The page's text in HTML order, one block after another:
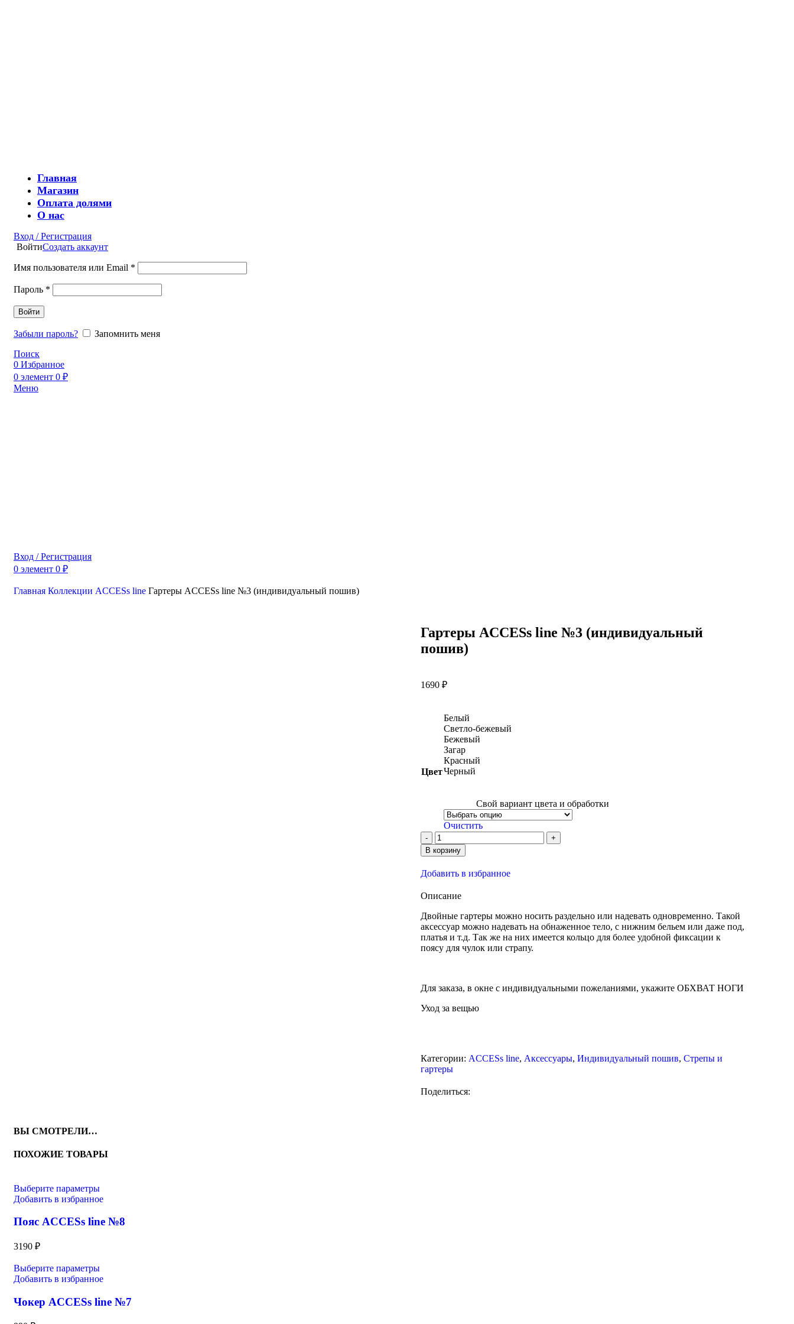
Главная
Магазин
Оплата долями
О нас
Вход / Регистрация
ВойтиСоздать аккаунт
Имя пользователя или Email *
Пароль *
Войти
Забыли пароль?
Запомнить меня
Поиск
0 Избранное
0 элемент 0 ₽
Меню
Вход / Регистрация
0 элемент 0 ₽
Главная Коллекции ACCESs line Гартеры ACCESs line №3 (индивидуальный пошив)
Гартеры ACCESs line №3 (индивидуальный
пошив)
1690 ₽
Цвет
Белый
Светло-бежевый
Бежевый
Загар
Красный
Черный
Свой вариант цвета и обработки
Очистить
В корзину
Добавить в избранное
Описание
Двойные гартеры можно носить раздельно или надевать одновременно. Такой
аксессуар можно надевать на обнаженное тело, с нижним бельем или даже под,
платья и т.д. Так же на них имеется кольцо для более удобной фиксации к
поясу для чулок или страпу.
Для заказа, в окне с индивидуальными пожеланиями, укажите ОБХВАТ НОГИ
Уход за вещью
Категории: ACCESs line, Аксессуары, Индивидуальный пошив, Стрепы и
гартеры
Поделиться:
ВЫ СМОТРЕЛИ…
ПОХОЖИЕ ТОВАРЫ
Выберите параметры
Добавить в избранное
Пояс ACCESs line №8
3190 ₽
Выберите параметры
Добавить в избранное
Чокер ACCESs line №7